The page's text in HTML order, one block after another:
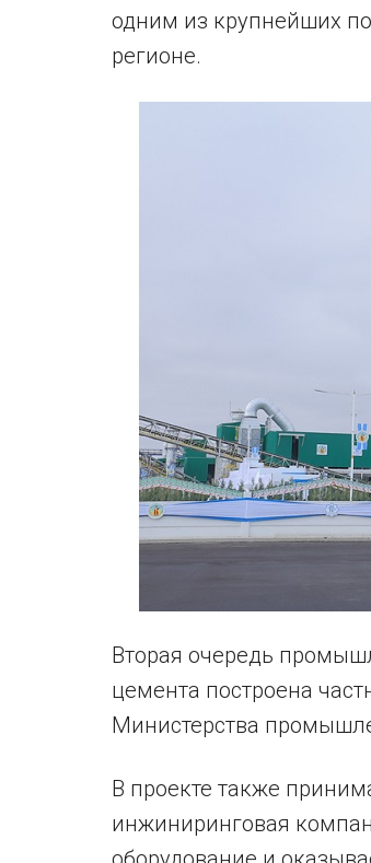
одним из крупнейших
регионе.
Вторая очередь
цемента построена
Министерства
В проекте также
инжиниринговая